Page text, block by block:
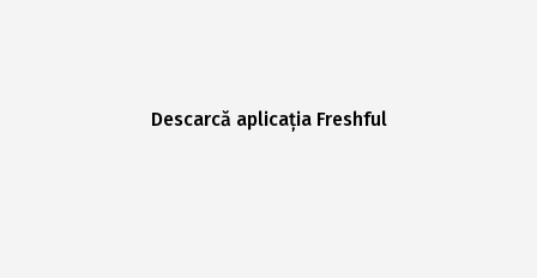
Descarcă aplicația Freshful